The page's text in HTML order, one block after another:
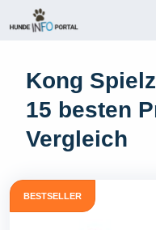
Inhalt
Kong
15 besten
Vergleich
BESTSELLER